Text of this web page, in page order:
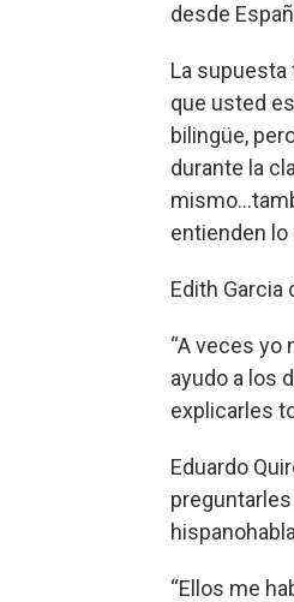
desde
La supuesta
que usted
bilingüe,
durante la
entienden
Edith Garcia
“A veces yo
ayudo a los
explicarles
Eduardo
“Ellos me